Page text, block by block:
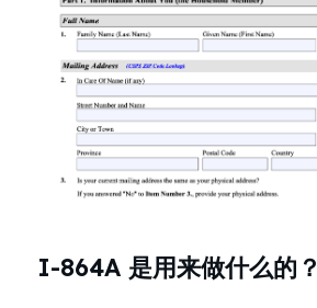
I-864A 是用来做什么的？